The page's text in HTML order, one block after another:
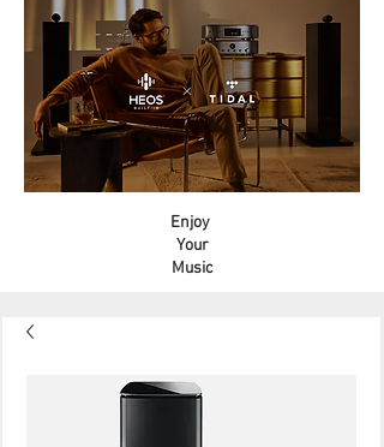
Enjoy
Your
Music